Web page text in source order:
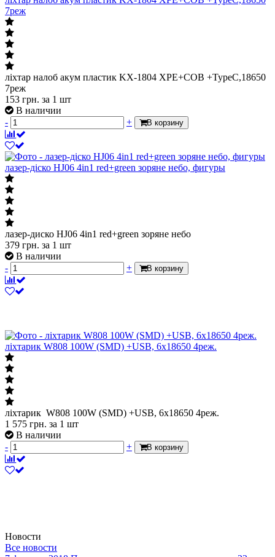
ліхтар налоб акум пластик KX-1804 XPE+COB +TypeC,18650
7реж
ліхтар налоб акум пластик KX-1804 XPE+COB +TypeC,18650
7реж
153 грн.за 1 шт
-
лазер-діско HJ06 4in1 red+green зоряне небо, фигуры
лазер-диско HJ06 4in1 red+green зоряне небо
379 грн.за 1 шт
-
ліхтарик W808 100W (SMD) +USB, 6x18650 4реж.
ліхтарик W808 100W (SMD) +USB, 6x18650 4реж.
1 575грн.за 1 шт
-
Новости